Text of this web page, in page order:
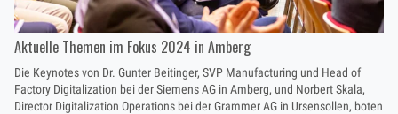
Aktuelle Themen im Fokus 2024 in Amberg
Die Keynotes von Dr. Gunter Beitinger, SVP Manufacturing und Head of
Factory Digitalization bei der Siemens AG in Amberg, und Norbert Skala,
Director Digitalization Operations bei der Grammer AG in Ursensollen, boten